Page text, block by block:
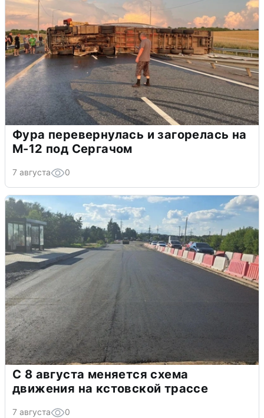
Фура перевернулась и загорелась на
М-12 под Сергачом
7 августа 0
С 8 августа меняется схема
движения на кстовской трассе
7 августа 0